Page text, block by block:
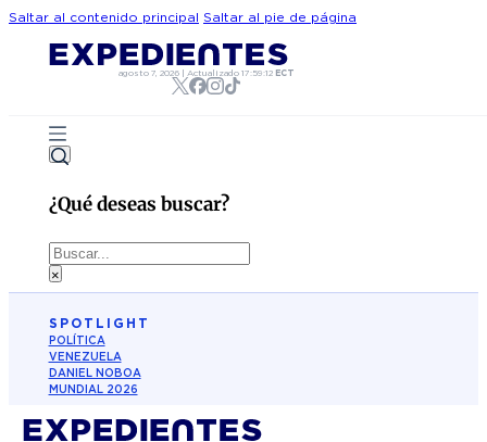
Saltar al contenido principal Saltar al pie de página
agosto 7, 2026 |Actualizado17:59:12 ECT
¿Qué deseas buscar?
Buscar
×
SPOTLIGHT
POLÍTICA
VENEZUELA
DANIEL NOBOA
MUNDIAL 2026